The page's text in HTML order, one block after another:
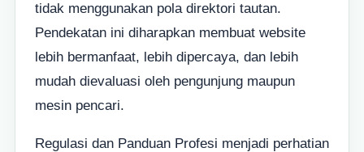
tidak menggunakan pola direktori tautan.
Pendekatan ini diharapkan membuat website
lebih bermanfaat, lebih dipercaya, dan lebih
mudah dievaluasi oleh pengunjung maupun
mesin pencari.
Regulasi dan Panduan Profesi menjadi perhatian